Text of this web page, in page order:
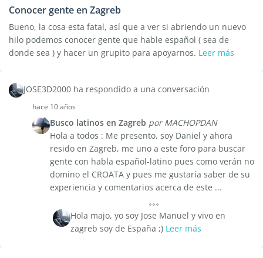
Conocer gente en Zagreb
Bueno, la cosa esta fatal, así que a ver si abriendo un nuevo
hilo podemos conocer gente que hable español ( sea de
donde sea ) y hacer un grupito para apoyarnos. Leer más
JOSE3D2000 ha respondido a una conversación
hace 10 años
Busco latinos en Zagreb por MACHOPDAN
Hola a todos : Me presento, soy Daniel y ahora
resido en Zagreb, me uno a este foro para buscar
gente con habla español-latino pues como verán no
domino el CROATA y pues me gustaría saber de su
experiencia y comentarios acerca de este ...
Hola majo, yo soy Jose Manuel y vivo en
zagreb soy de España ;) Leer más